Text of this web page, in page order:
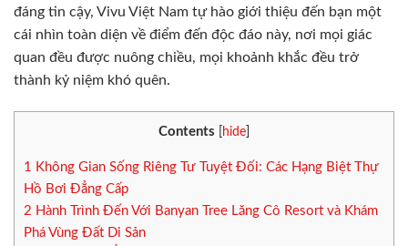
đáng tin cậy, Vivu Việt Nam tự hào giới thiệu đến bạn một
cái nhìn toàn diện về điểm đến độc đáo này, nơi mọi giác
quan đều được nuông chiều, mọi khoảnh khắc đều trở
thành kỷ niệm khó quên.
Contents hide
1
Không Gian Sống Riêng Tư Tuyệt Đối: Các Hạng Biệt Thự
Hồ Bơi Đẳng Cấp
2 Hành Trình Đến Với Banyan Tree Lăng Cô Resort và Khám
Phá Vùng Đất Di Sản